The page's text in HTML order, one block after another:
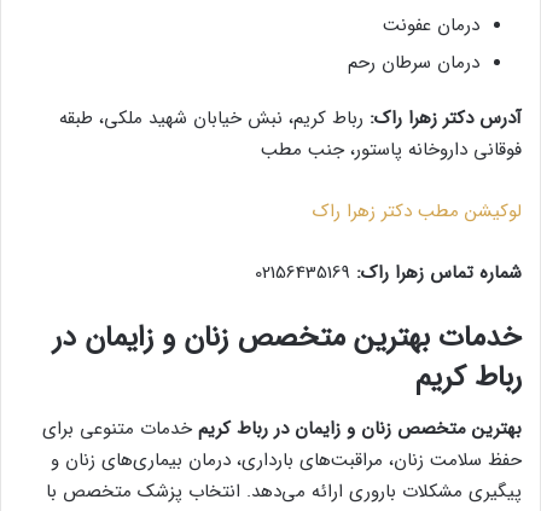
درمان عفونت
درمان سرطان رحم
آدرس دکتر زهرا راک: رباط کریم، نبش خیابان شهید ملکی، طبقه
فوقانی داروخانه پاستور، جنب مطب
لوکیشن مطب دکتر زهرا راک
شماره تماس زهرا راک: 02156435169
خدمات بهترین متخصص زنان و زایمان در
رباط کریم
بهترین متخصص زنان و زایمان در رباط کریم خدمات متنوعی برای
حفظ سلامت زنان، مراقبت‌های بارداری، درمان بیماری‌های زنان و
پیگیری مشکلات باروری ارائه می‌دهد. انتخاب پزشک متخصص با